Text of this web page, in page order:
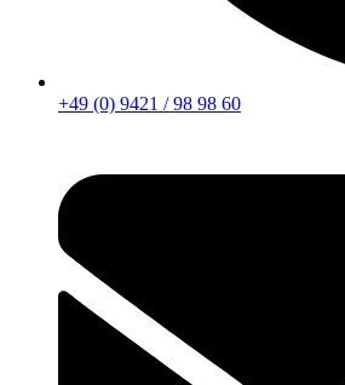
+49 (0) 9421 / 98 98 60